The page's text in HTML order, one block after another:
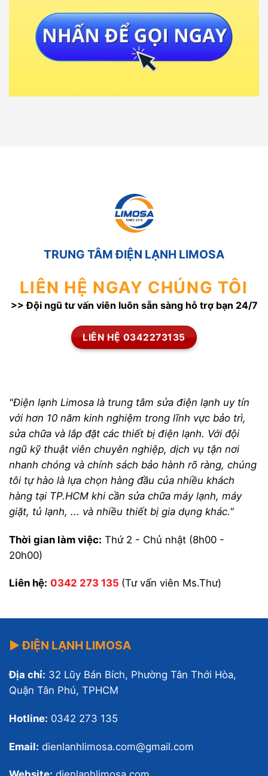
TRUNG TÂM ĐIỆN LẠNH LIMOSA
LIÊN HỆ NGAY CHÚNG TÔI
>> Đội ngũ tư vấn viên luôn sẵn sàng hỗ trợ bạn 24/7
LIÊN HỆ 0342273135
"Điện lạnh Limosa là trung tâm sửa điện lạnh uy tín
với hơn 10 năm kinh nghiệm trong lĩnh vực bảo trì,
sửa chữa và lắp đặt các thiết bị điện lạnh. Với đội
ngũ kỹ thuật viên chuyên nghiệp, dịch vụ tận nơi
nhanh chóng và chính sách bảo hành rõ ràng, chúng
tôi tự hào là lựa chọn hàng đầu của nhiều khách
hàng tại TP.HCM khi cần sửa chữa máy lạnh, máy
giặt, tủ lạnh, ... và nhiều thiết bị gia dụng khác."
Thời gian làm việc: Thứ 2 - Chủ nhật (8h00 -
20h00)
Liên hệ: 0342 273 135 (Tư vấn viên Ms.Thư)
▶ ĐIỆN LẠNH LIMOSA
Địa chỉ: 32 Lũy Bán Bích, Phường Tân Thới Hòa,
Quận Tân Phú, TPHCM
Hotline: 0342 273 135
Email: dienlanhlimosa.com@gmail.com